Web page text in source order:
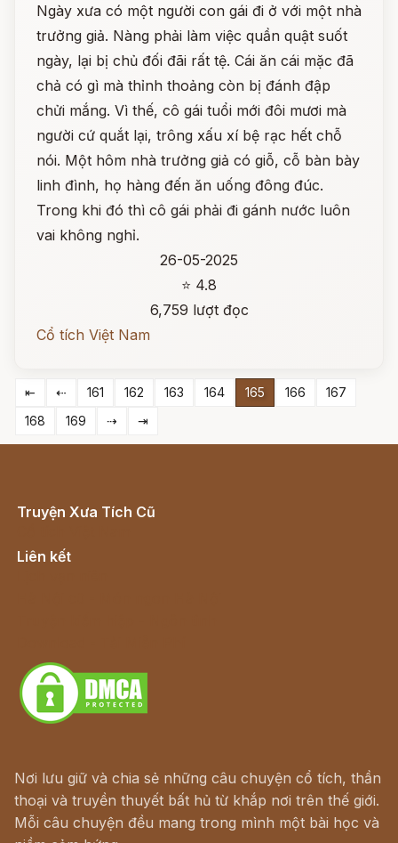
Ngày xưa có một người con gái đi ở với một nhà
trưởng giả. Nàng phải làm việc quần quật suốt
ngày, lại bị chủ đối đãi rất tệ. Cái ăn cái mặc đã
chả có gì mà thỉnh thoảng còn bị đánh đập
chửi mắng. Vì thế, cô gái tuổi mới đôi mươi mà
người cứ quắt lại, trông xấu xí bệ rạc hết chỗ
nói. Một hôm nhà trưởng giả có giỗ, cỗ bàn bày
linh đình, họ hàng đến ăn uống đông đúc.
Trong khi đó thì cô gái phải đi gánh nước luôn
vai không nghỉ.
26-05-2025
⭐ 4.8
6,759 lượt đọc
Cổ tích Việt Nam
⇤ ⇠ 161 162 163 164 165 166
167
168
169 ⇢ ⇥
Truyện Xưa Tích Cũ
Liên kết
Nơi lưu giữ và chia sẻ những câu chuyện cổ tích, thần
thoại và truyền thuyết bất hủ từ khắp nơi trên thế giới.
Mỗi câu chuyện đều mang trong mình một bài học và